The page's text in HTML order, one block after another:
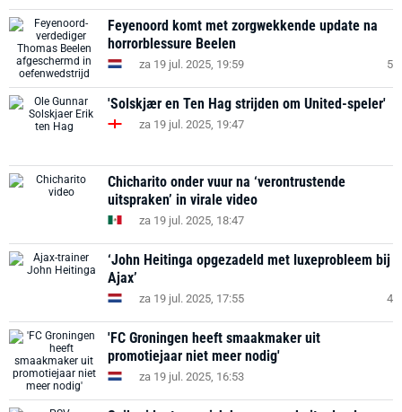
Feyenoord komt met zorgwekkende update na
horrorblessure Beelen
za 19 jul. 2025, 19:59 5
'Solskjær en Ten Hag strijden om United-speler'
za 19 jul. 2025, 19:47
Chicharito onder vuur na ‘verontrustende
uitspraken’ in virale video
za 19 jul. 2025, 18:47
‘John Heitinga opgezadeld met luxeprobleem bij
Ajax’
za 19 jul. 2025, 17:55 4
'FC Groningen heeft smaakmaker uit
promotiejaar niet meer nodig'
za 19 jul. 2025, 16:53